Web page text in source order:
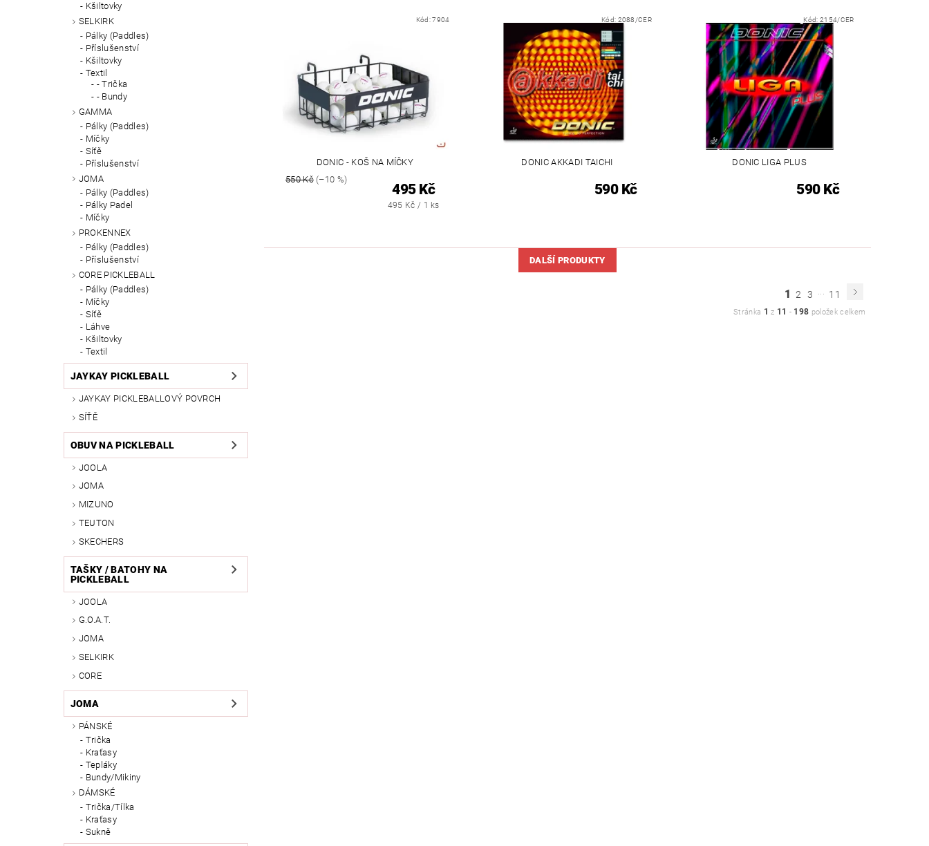
Kšiltovky
SELKIRK
Pálky (Paddles)
Příslušenství
Kšiltovky
Textil
- Trička
- Bundy
GAMMA
Pálky (Paddles)
Míčky
Síťě
Příslušenství
JOMA
Pálky (Paddles)
Pálky Padel
Míčky
PROKENNEX
Pálky (Paddles)
Příslušenství
CORE PICKLEBALL
Pálky (Paddles)
Míčky
Síťě
Láhve
Kšiltovky
Textil
JAYKAY PICKLEBALL
JAYKAY PICKLEBALLOVÝ POVRCH
SÍŤĚ
OBUV NA PICKLEBALL
JOOLA
JOMA
MIZUNO
TEUTON
SKECHERS
TAŠKY / BATOHY NA
PICKLEBALL
JOOLA
G.O.A.T.
JOMA
SELKIRK
CORE
JOMA
PÁNSKÉ
Trička
Kraťasy
Tepláky
Bundy/Mikiny
DÁMSKÉ
Trička/Tílka
Kraťasy
Sukně
Kód:7904
DONIC - KOŠ NA MÍČKY
550 Kč(–10 %)
495 Kč
495 Kč / 1 ks
Kód: 2088/CER
DONIC AKKADI TAICHI
590 Kč
Kód:2154/CER
DONIC LIGA PLUS
590 Kč
DALŠÍ PRODUKTY
1 2 3 11
Stránka 1 z 11 - 198 položek celkem